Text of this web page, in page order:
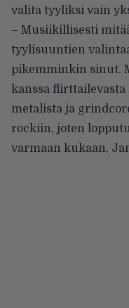
valita tyyliksi vain
– Musiikillisesti
tyylisuuntien
pikemminkin sinut.
kanssa flirttailevasta
metalista ja
rockiin, joten
varmaan kukaan,